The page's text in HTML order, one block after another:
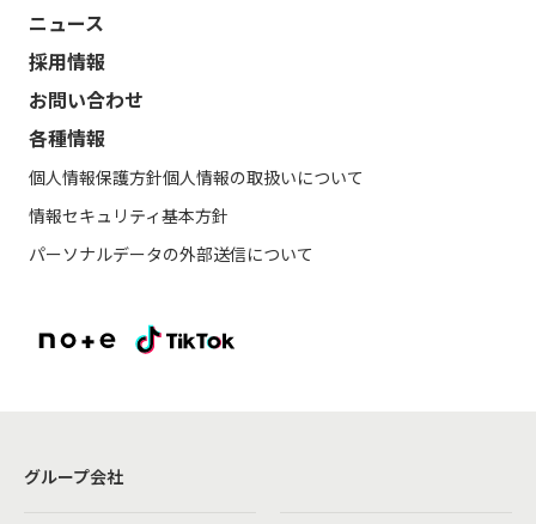
ニュース
採用情報
お問い合わせ
各種情報
個人情報保護方針個人情報の取扱いについて
情報セキュリティ基本方針
パーソナルデータの外部送信について
グループ会社